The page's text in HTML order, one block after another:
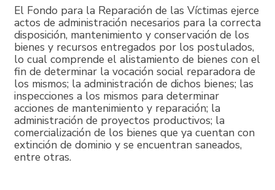
El Fondo para la Reparación de las Víctimas ejerce
actos de administración necesarios para la correcta
disposición, mantenimiento y conservación de los
bienes y recursos entregados por los postulados,
lo cual comprende el alistamiento de bienes con el
fin de determinar la vocación social reparadora de
los mismos; la administración de dichos bienes; las
inspecciones a los mismos para determinar
acciones de mantenimiento y reparación; la
administración de proyectos productivos; la
comercialización de los bienes que ya cuentan con
extinción de dominio y se encuentran saneados,
entre otras.